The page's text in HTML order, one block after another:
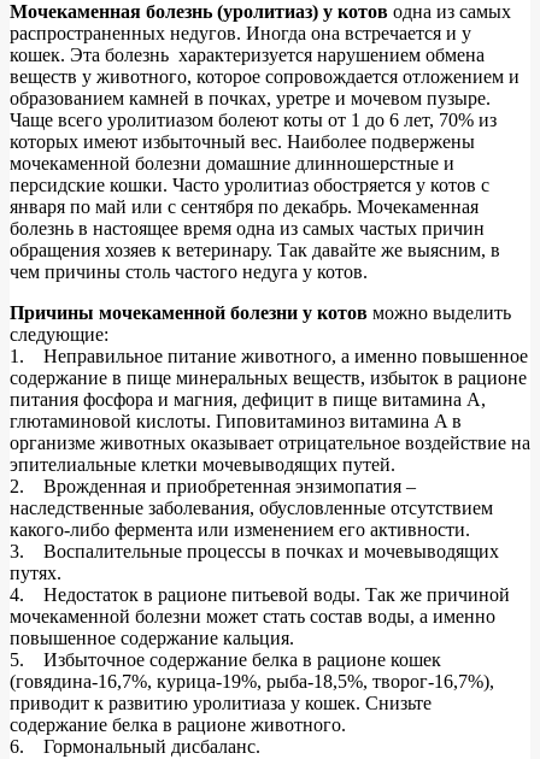
Мочекаменная болезнь (уролитиаз) у котов одна из самых
распространенных недугов. Иногда она встречается и у
кошек. Эта болезнь характеризуется нарушением обмена
веществ у животного, которое сопровождается отложением и
образованием камней в почках, уретре и мочевом пузыре.
Чаще всего уролитиазом болеют коты от 1 до 6 лет, 70% из
которых имеют избыточный вес. Наиболее подвержены
мочекаменной болезни домашние длинношерстные и
персидские кошки. Часто уролитиаз обостряется у котов с
января по май или с сентября по декабрь. Мочекаменная
болезнь в настоящее время одна из самых частых причин
обращения хозяев к ветеринару. Так давайте же выясним, в
чем причины столь частого недуга у котов.
Причины мочекаменной болезни у котов можно выделить
следующие:
1. Неправильное питание животного, а именно повышенное
содержание в пище минеральных веществ, избыток в рационе
питания фосфора и магния, дефицит в пище витамина А,
глютаминовой кислоты. Гиповитаминоз витамина A в
организме животных оказывает отрицательное воздействие на
эпителиальные клетки мочевыводящих путей.
2. Врожденная и приобретенная энзимопатия –
наследственные заболевания, обусловленные отсутствием
какого-либо фермента или изменением его активности.
3. Воспалительные процессы в почках и мочевыводящих
путях.
4. Недостаток в рационе питьевой воды. Так же причиной
мочекаменной болезни может стать состав воды, а именно
повышенное содержание кальция.
5. Избыточное содержание белка в рационе кошек
(говядина-16,7%, курица-19%, рыба-18,5%, творог-16,7%),
приводит к развитию уролитиаза у кошек. Снизьте
содержание белка в рационе животного.
6. Гормональный дисбаланс.